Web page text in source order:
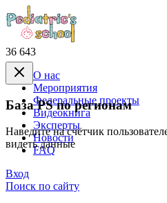
36 643
База PS по регионам
Наведите на счётчик
видеть данные
О нас
Mероприятия
Федеральные проекты
Видеокнига
Эксперты
Новости
FAQ
Вход
Поиск по сайту